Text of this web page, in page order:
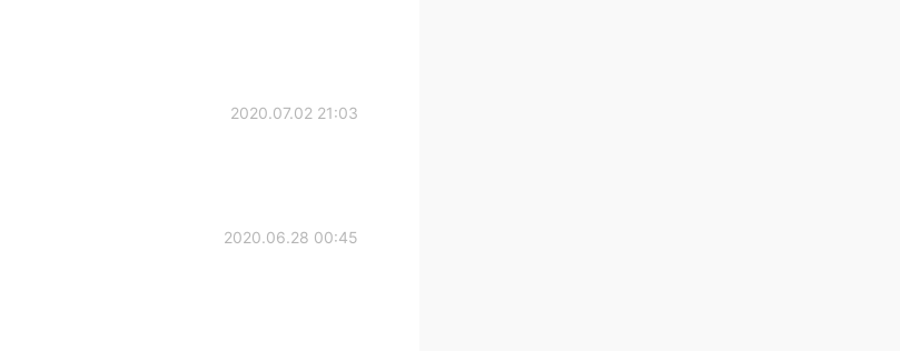
2020.07.02 21:03
2020.06.28 00:45